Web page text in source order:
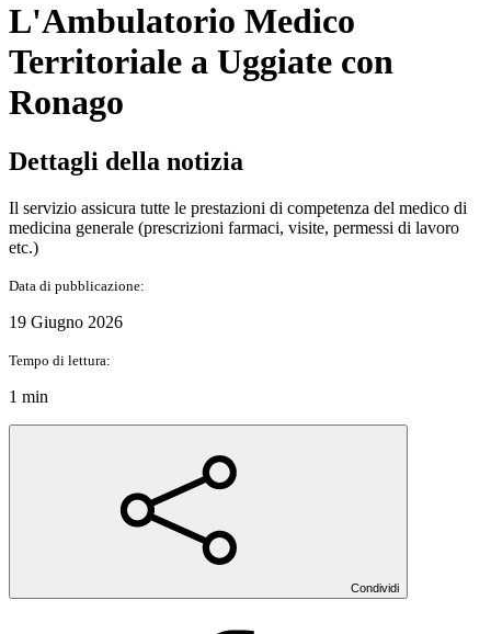
L'Ambulatorio Medico
Territoriale a Uggiate con
Ronago
Dettagli della notizia
Il servizio assicura tutte le prestazioni di competenza del medico di
medicina generale (prescrizioni farmaci, visite, permessi di lavoro
etc.)
Data di pubblicazione:
19 Giugno 2026
Tempo di lettura:
1 min
Condividi